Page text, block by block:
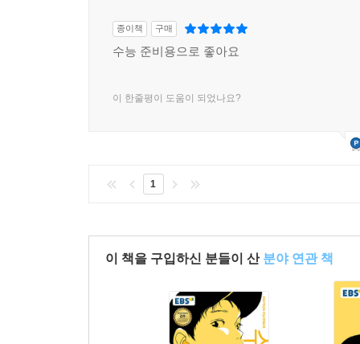
종이책 구매
수능 준비용으로 좋아요
이 한줄평이 도움이 되었나요?
1
이 책을 구입하신 분들이 산 분야 연관 책